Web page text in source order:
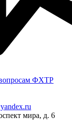
ФХТР
мира, д. 6